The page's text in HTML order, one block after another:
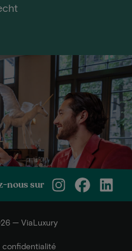
nous sur
— ViaLuxury
confidentialité